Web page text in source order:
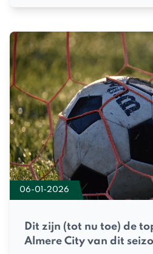
06-01-2026
Dit zijn (tot nu toe) de
Almere City van dit